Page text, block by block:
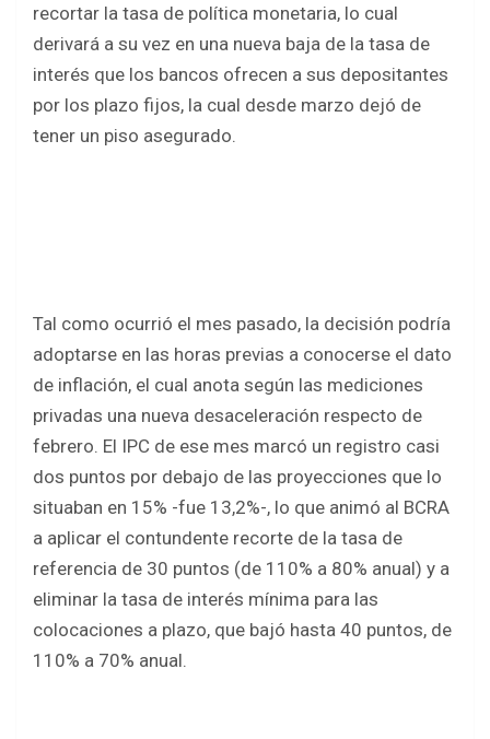
recortar la tasa de política monetaria, lo cual
derivará a su vez en una nueva baja de la tasa de
interés que los bancos ofrecen a sus depositantes
por los plazo fijos, la cual desde marzo dejó de
tener un piso asegurado.
Tal como ocurrió el mes pasado, la decisión podría
adoptarse en las horas previas a conocerse el dato
de inflación, el cual anota según las mediciones
privadas una nueva desaceleración respecto de
febrero. El IPC de ese mes marcó un registro casi
dos puntos por debajo de las proyecciones que lo
situaban en 15% -fue 13,2%-, lo que animó al BCRA
a aplicar el contundente recorte de la tasa de
referencia de 30 puntos (de 110% a 80% anual) y a
eliminar la tasa de interés mínima para las
colocaciones a plazo, que bajó hasta 40 puntos, de
110% a 70% anual.